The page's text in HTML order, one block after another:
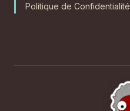
Politique de Confidentialité